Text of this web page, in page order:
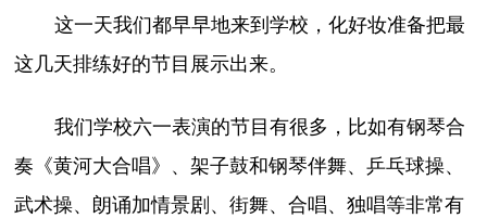
这一天我们都早早地来到学校，化好妆准备把最
这几天排练好的节目展示出来。
我们学校六一表演的节目有很多，比如有钢琴合
奏《黄河大合唱》、架子鼓和钢琴伴舞、乒乓球操、
武术操、朗诵加情景剧、街舞、合唱、独唱等非常有